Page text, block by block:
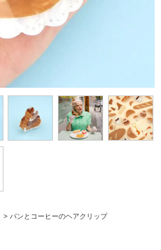
> パンとコーヒーのヘアクリップ